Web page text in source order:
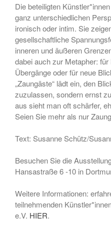
Die beteiligten
ganz unterschiedlichen
ironisch oder intim. Sie
gesellschaftliche
inneren und äußeren
dabei auch zur Metapher:
Übergänge oder für neue
„Zaungäste“ lädt ein, den
zuzulassen, sondern ernst
aus sieht man oft schärfer,
Seien Sie mehr als nur
Text: Susanne Schütz/
Besuchen Sie die
Hansastraße 6 -10 in
Weitere Informationen:
teilnehmenden
e.V. HIER.